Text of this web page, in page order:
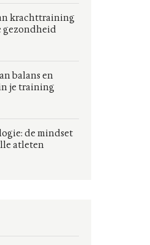
krachttraining
gezondheid
balans en
je training
de mindset
atleten